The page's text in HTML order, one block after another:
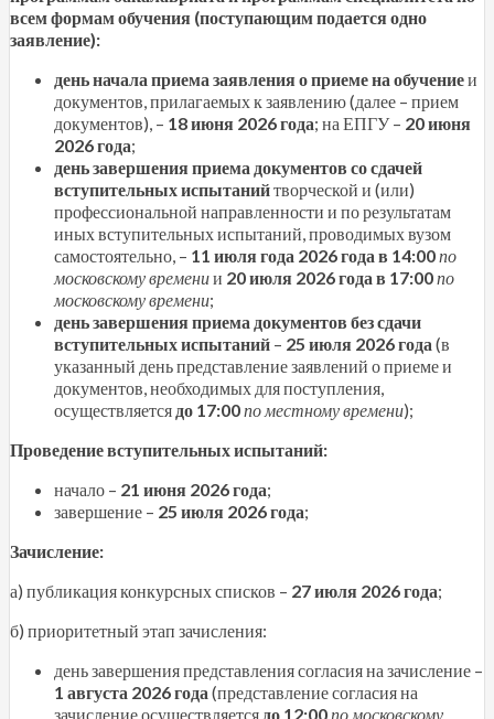
всем формам обучения (поступающим подается одно
заявление):
день начала приема заявления о приеме на обучениеи
документов, прилагаемых к заявлению (далее – прием
документов), – 18 июня 2026 года; на ЕПГУ – 20 июня
2026 года;
день завершения приема документов со сдачей
вступительных испытанийтворческой и (или)
профессиональной направленности и по результатам
иных вступительных испытаний, проводимых вузом
самостоятельно, – 11 июля года 2026 года в 14:00по
московскому времении 20 июля 2026 года в 17:00по
московскому времени;
день завершения приема документов без сдачи
вступительных испытаний – 25 июля 2026 года (в
указанный день представление заявлений о приеме и
документов, необходимых для поступления,
осуществляется до 17:00по местному времени);
Проведение вступительных испытаний:
начало – 21 июня 2026 года;
завершение – 25 июля 2026 года;
Зачисление:
а) публикация конкурсных списков – 27 июля 2026 года;
б) приоритетный этап зачисления:
день завершения представления согласия на зачисление –
1 августа 2026 года (представление согласия на
зачисление осуществляется до 12:00 по московскому